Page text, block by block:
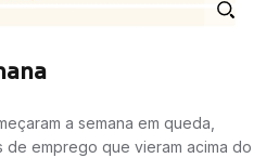
a semana em queda,
emprego que vieram acima do